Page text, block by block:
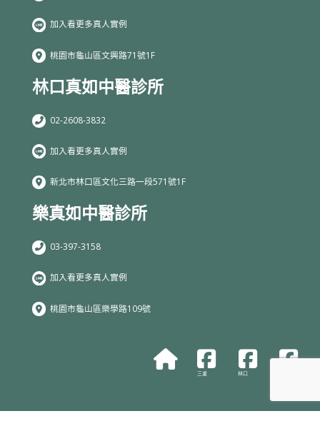
加入看更多真人實例
桃園市龜山區文興路71號1F
林口真如中醫診所
02-2608-3832
加入看更多真人實例
新北市林口區文化三路一段571號1F
樂真如中醫診所
03-397-3158
加入看更多真人實例
桃園市龜山區樂學路109號